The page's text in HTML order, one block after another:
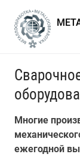
Многие
ежегодной